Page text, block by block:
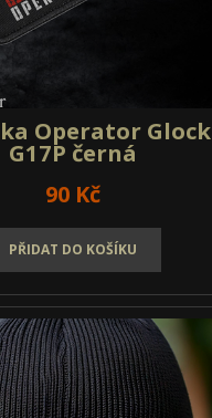
Operator Glock
G17P olivová
90 Kč